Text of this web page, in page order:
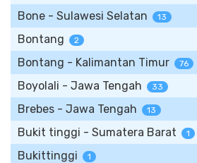
Bone - Sulawesi Selatan 13
Bontang 2
Bontang - Kalimantan Timur 76
Boyolali - Jawa Tengah 33
Brebes - Jawa Tengah 13
Bukit tinggi - Sumatera Barat 1
Bukittinggi 1